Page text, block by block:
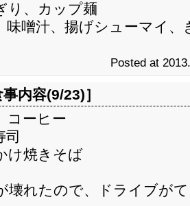
り、カップ麺
味噌汁、揚げシューマイ
Posted at
事内容(9/23)］
コーヒー
司
け焼きそば
壊れたので、ドライブが